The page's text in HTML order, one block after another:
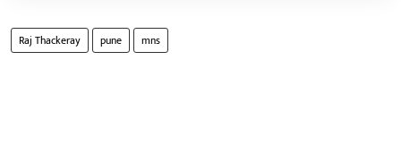
Raj Thackeray pune mns